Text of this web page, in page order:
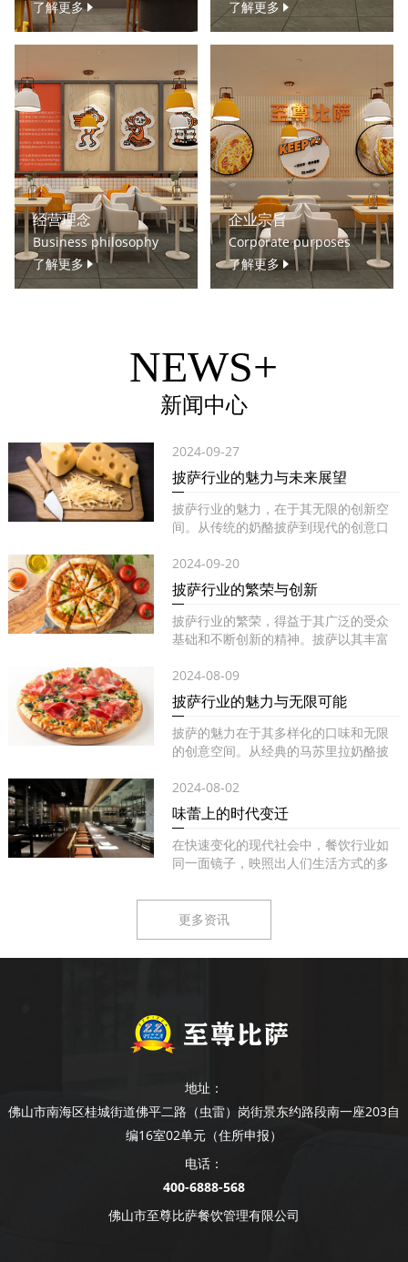
了解更多
了解更多
经营理念
Business philosophy
了解更多
企业宗旨
Corporate purposes
了解更多
NEWS+
新闻中心
2024-09-27
披萨行业的魅力与未来展望
披萨行业的魅力，在于其无限的创新空
间。从传统的奶酪披萨到现代的创意口
2024-09-20
披萨行业的繁荣与创新
披萨行业的繁荣，得益于其广泛的受众
基础和不断创新的精神。披萨以其丰富
2024-08-09
披萨行业的魅力与无限可能
披萨的魅力在于其多样化的口味和无限
的创意空间。从经典的马苏里拉奶酪披
2024-08-02
味蕾上的时代变迁
在快速变化的现代社会中，餐饮行业如
同一面镜子，映照出人们生活方式的多
更多资讯
地址：
佛山市南海区桂城街道佛平二路（虫雷）岗街景东约路段南一座203自
编16室02单元（住所申报）
电话：
400-6888-568
佛山市至尊比萨餐饮管理有限公司